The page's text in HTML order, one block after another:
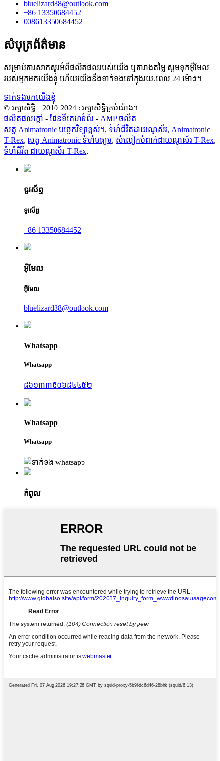
bluelizard88@outlook.com
+86 13350684452
008613350684452
សំបុត្រព័ត៌មាន
សម្រាប់ការសាកសួរអំពីផលិតផលរបស់យើង ឬតារាងតម្លៃ សូមទុកអ៊ីមែល
របស់អ្នកមកយើងខ្ញុំ ហើយយើងនឹងទាក់ទងទៅក្នុងរយៈពេល 24 ម៉ោង។
ទាក់ទងមកយើងខ្ញុំ
© រក្សាសិទ្ធិ - 2010-2024 : រក្សាសិទ្ធិគ្រប់យ៉ាង។
ផលិតផលក្តៅ - ផែនទីគេហទំព័រ - AMP ចល័ត
សត្វ Animatronic បច្ចេកវិទ្យាខ្ពស់។, ទំហំជីវិតដាយណូស័រ, Animatronic
T-Rex, សត្វ Animatronic ទំហំមធ្យម, សំលៀកបំពាក់ដាយណូស័រ T-Rex,
ទំហំជីវិត ដាយណូស័រ T-Rex,
ទូរស័ព្ទ
ទូរស័ព្ទ
+86 13350684452
អ៊ីមែល
អ៊ីមែល
bluelizard88@outlook.com
Whatsapp
Whatsapp
៨៦១៣៣៥០៦៨៤៤៥២
Whatsapp
Whatsapp
កំពូល